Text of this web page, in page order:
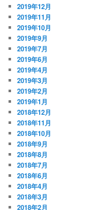
2019年12月
2019年11月
2019年10月
2019年9月
2019年7月
2019年6月
2019年4月
2019年3月
2019年2月
2019年1月
2018年12月
2018年11月
2018年10月
2018年9月
2018年8月
2018年7月
2018年6月
2018年4月
2018年3月
2018年2月